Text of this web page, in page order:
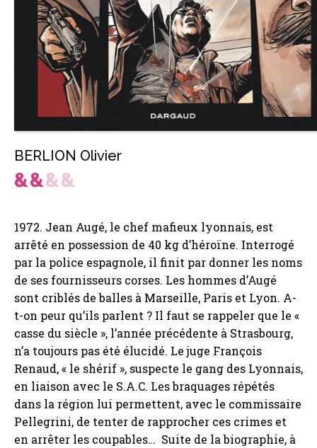
BERLION Olivier
1972. Jean Augé, le chef mafieux lyonnais, est
arrêté en possession de 40 kg d’héroïne. Interrogé
par la police espagnole, il finit par donner les noms
de ses fournisseurs corses. Les hommes d’Augé
sont criblés de balles à Marseille, Paris et Lyon. A-
t-on peur qu’ils parlent ? Il faut se rappeler que le «
casse du siècle », l’année précédente à Strasbourg,
n’a toujours pas été élucidé. Le juge François
Renaud, « le shérif », suspecte le gang des Lyonnais,
en liaison avec le S.A.C. Les braquages répétés
dans la région lui permettent, avec le commissaire
Pellegrini, de tenter de rapprocher ces crimes et
en arrêter les coupables… Suite de la biographie, à